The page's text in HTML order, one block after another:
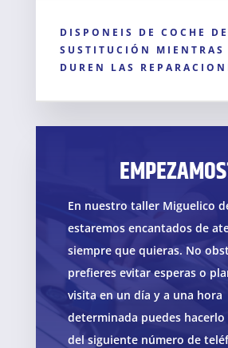
DISPONEIS DE COCHE DE
SUSTITUCIÓN MIENTRAS
DUREN LAS
En nuestro taller Miguelico
estaremos encantados de
siempre que quieras. No
prefieres evitar esperas o
visita en un día y a una hora
determinada puedes hacerlo
del siguiente número de